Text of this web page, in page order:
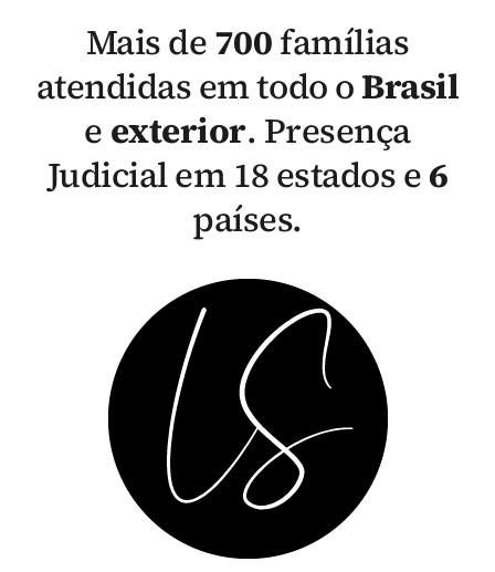
Mais de700famílias
atendidas em todo oBrasil
e exterior. Presença
Judicial em 18 estados e6
países.